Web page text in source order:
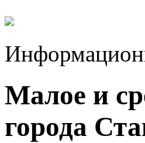
Малое и
города